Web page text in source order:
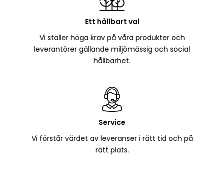
Ett hållbart val
Vi ställer höga krav på våra produkter och
leverantörer gällande miljömässig och social
hållbarhet.
Service
Vi förstår värdet av leveranser i rätt tid och på
rätt plats.